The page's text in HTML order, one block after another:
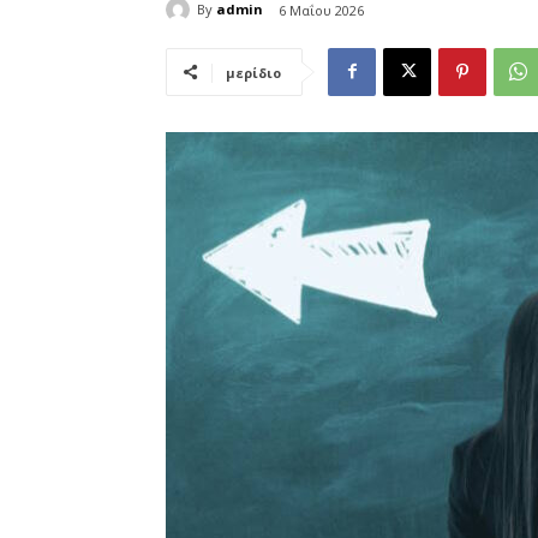
By admin 6 Μαΐου 2026
μερίδιο